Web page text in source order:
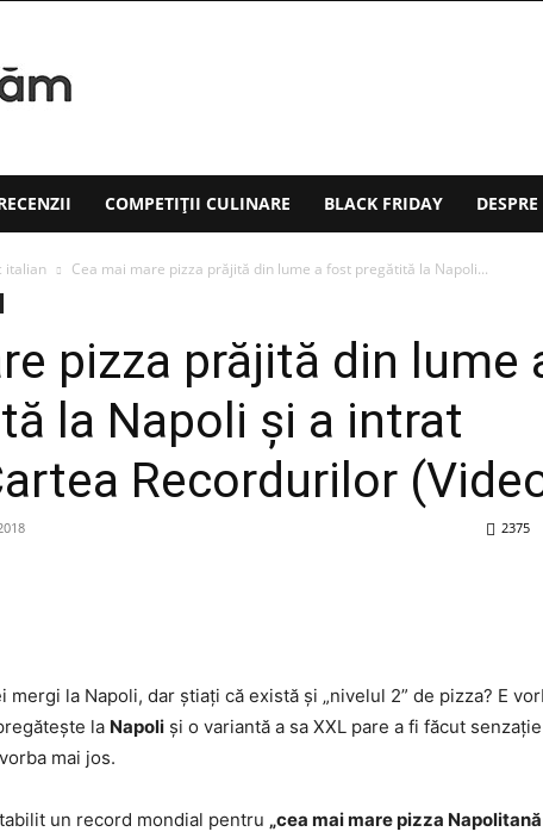
COMPETIȚII CULINARE BLACK FRIDAY
italian Cea mai mare pizza prăjită din lume a fost pregătită la Napoli...
pizza prăjită din lume
la Napoli şi a intrat
Recordurilor
2375
mergi la Napoli, dar ştiaţi că există şi „nivelul 2” de pizza? E
la Napoli şi o variantă a sa XXL pare a fi făcut
mai jos.
un record mondial pentru „cea mai mare pizza Napolitană